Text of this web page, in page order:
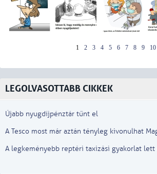
1 2 3 4 5 6 7 8 9 10
LEGOLVASOTTABB CIKKEK
Újabb nyugdíjpénztár tűnt el
A Tesco most már aztán tényleg kivonulhat
A legkeményebb reptéri taxizási gyakorlat lett